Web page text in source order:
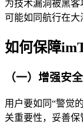
为技术漏洞被黑客
可能如同航行在大
如何保障
（一）增强安
用户要如同“警觉
关重要性，妥善